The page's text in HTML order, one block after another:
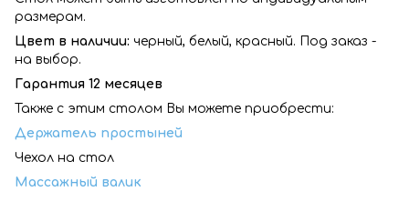
размерам.
Цвет в наличии: черный, белый, красный. Под заказ -
на выбор.
Гарантия 12 месяцев
Также с этим столом Вы можете приобрести:
Держатель простыней
Чехол на стол
Массажный валик